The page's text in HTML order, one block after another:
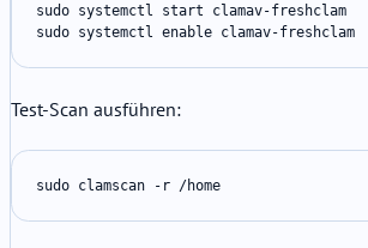
sudo systemctl start clamav-freshclam
sudo systemctl enable clamav-freshclam
Test-Scan ausführen:
sudo clamscan -r /home